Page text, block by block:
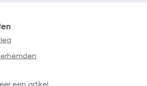
een artikel